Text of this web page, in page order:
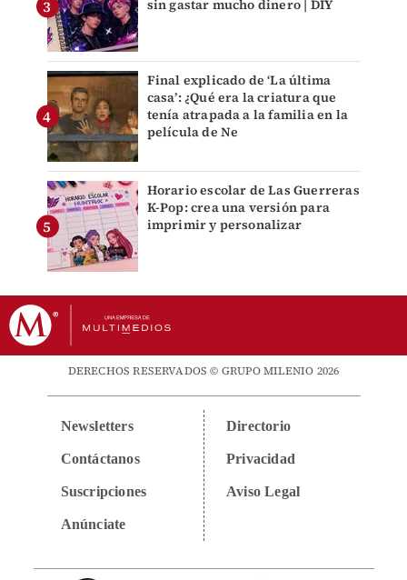
sin gastar mucho dinero | DIY
Final explicado de ‘La última
casa’: ¿Qué era la criatura que
tenía atrapada a la familia en la
película de Ne
Horario escolar de Las Guerreras
K-Pop: crea una versión para
imprimir y personalizar
DERECHOS RESERVADOS © GRUPO MILENIO 2026
Newsletters
Contáctanos
Suscripciones
Anúnciate
Directorio
Privacidad
Aviso Legal